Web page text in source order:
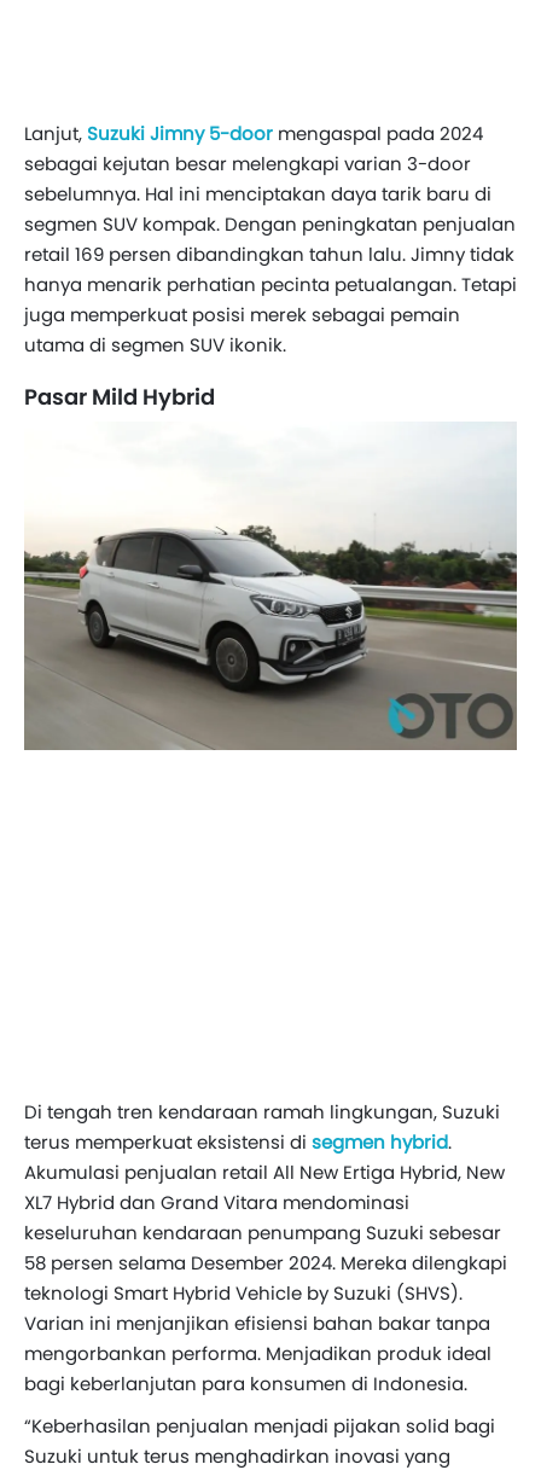
Lanjut, Suzuki Jimny 5-door mengaspal pada 2024
sebagai kejutan besar melengkapi varian 3-door
sebelumnya. Hal ini menciptakan daya tarik baru di
segmen SUV kompak. Dengan peningkatan penjualan
retail 169 persen dibandingkan tahun lalu. Jimny tidak
hanya menarik perhatian pecinta petualangan. Tetapi
juga memperkuat posisi merek sebagai pemain
utama di segmen SUV ikonik.
Pasar Mild Hybrid
Di tengah tren kendaraan ramah lingkungan, Suzuki
terus memperkuat eksistensi di segmen hybrid.
Akumulasi penjualan retail All New Ertiga Hybrid, New
XL7 Hybrid dan Grand Vitara mendominasi
keseluruhan kendaraan penumpang Suzuki sebesar
58 persen selama Desember 2024. Mereka dilengkapi
teknologi Smart Hybrid Vehicle by Suzuki (SHVS).
Varian ini menjanjikan efisiensi bahan bakar tanpa
mengorbankan performa. Menjadikan produk ideal
bagi keberlanjutan para konsumen di Indonesia.
“Keberhasilan penjualan menjadi pijakan solid bagi
Suzuki untuk terus menghadirkan inovasi yang